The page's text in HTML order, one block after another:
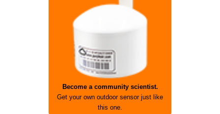
Become a community scientist.
Get your own outdoor sensor just like
this one.